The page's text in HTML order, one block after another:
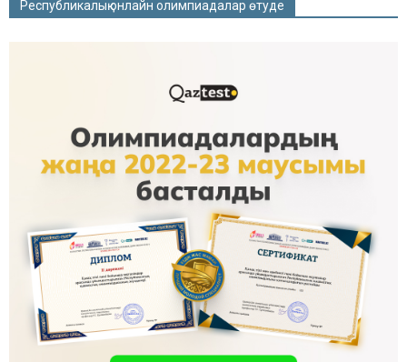
Республикалық онлайн олимпиадалар өтуде